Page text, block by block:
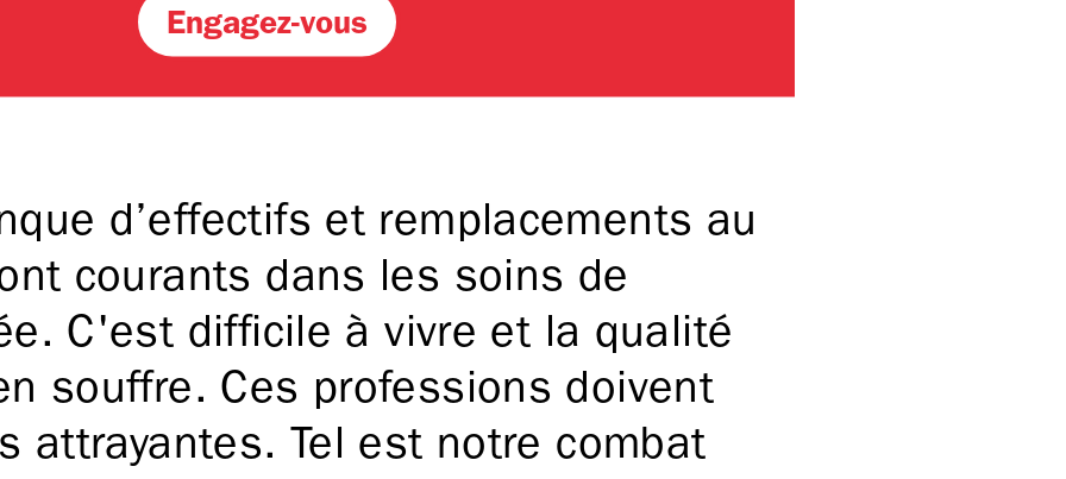
Engagez-vous
d’effectifs et remplacements au
courants dans les soins de
C'est difficile à vivre et la qualité
souffre. Ces professions doivent
attrayantes. Tel est notre combat